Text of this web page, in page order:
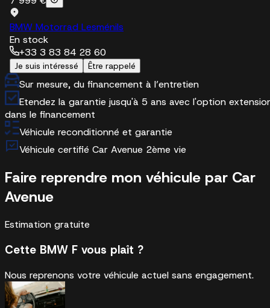
BMW Motorrad Lesménils
En stock
+33 3 83 84 28 60
Je suis intéressé Être rappelé
Sur mesure, du financement à l’entretien
Etendez la garantie jusqu'à 5 ans avec l'option
dans le financement
Véhicule reconditionné et garantie
Véhicule certifié Car Avenue 2ème vie
Faire reprendre mon véhicule par Car
Avenue
Estimation gratuite
Cette BMW F vous plaît ?
Nous reprenons votre véhicule actuel sans engagement.